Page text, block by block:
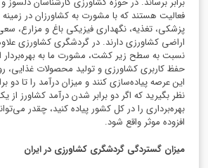
فعالیت هستند که با مشورت‌ به کشاورزان در
پزشکی، تغذیه، نگهداری فیزیکی باغ و مزارع،
اراضی کشاورزی دارند. در گردشگری کشاورزی
نسبت به سطح زیر کشت، مشورت ما به
حفظ کاربری کشاورزی و تولید محصولات غذایی،
این عرصه پیاده‌سازی کنند و میزان درآمد را تا دو
نظر بگیرید که اگر دو برابر شدن درآمد کشاورز از
بهره‌برداری را در کل کشور پیاده کنید، چقدر
افزوده موثر واقع شود.
میزان گستردگی گردشگری کشاورزی در ایران